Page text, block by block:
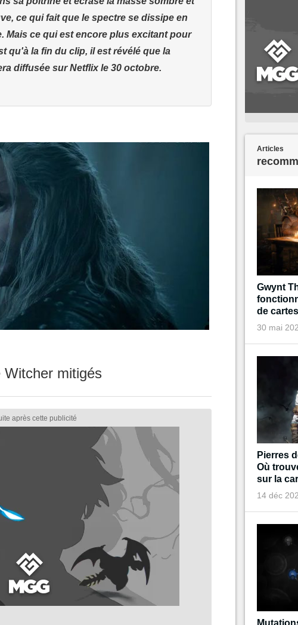
ce qui fait que le spectre se dissipe en
Mais ce qui est encore plus excitant pour
qu'à la fin du clip, il est révélé que la
diffusée sur Netflix le 30 octobre.
mitigés
Articles
Gwynt
de cartes
30 mai
Pierres
Où
sur la
14 déc